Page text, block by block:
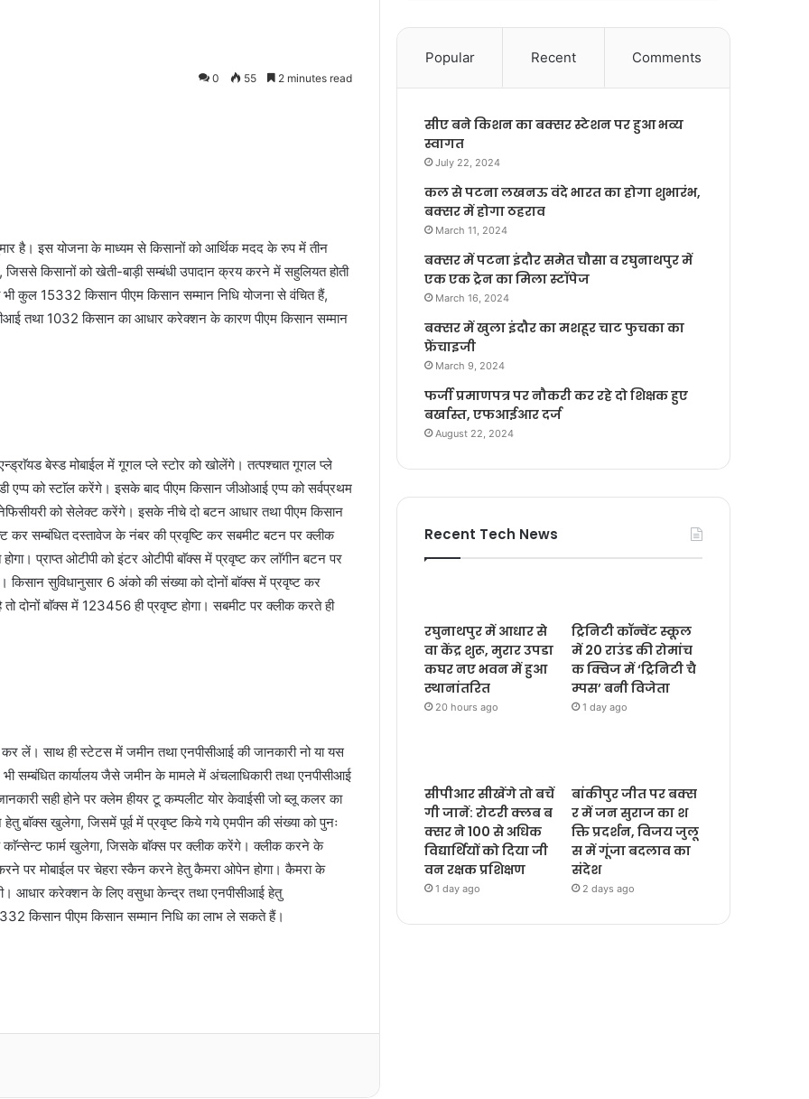
0 55 2 minutes read
है। इस योजना के माध्यम से किसानों को आर्थिक मदद के रुप में तीन
किसानों को खेती-बाड़ी सम्बंधी उपादान क्रय करने में सहुलियत होती
कुल 15332 किसान पीएम किसान सम्मान निधि योजना से वंचित हैं,
तथा 1032 किसान का आधार करेक्शन के कारण पीएम किसान सम्मान
बेस्ड मोबाईल में गूगल प्ले स्टोर को खोलेंगे। तत्पश्चात गूगल प्ले
को स्टाॅल करेंगे। इसके बाद पीएम किसान जीओआई एप्प को सर्वप्रथम
को सेलेक्ट करेंगे। इसके नीचे दो बटन आधार तथा पीएम किसान
कर सम्बंधित दस्तावेज के नंबर की प्रवृष्टि कर सबमीट बटन पर क्लीक
प्राप्त ओटीपी को इंटर ओटीपी बाॅक्स में प्रवृष्ट कर लाॅगीन बटन पर
सुविधानुसार 6 अंको की संख्या को दोनों बाॅक्स में प्रवृष्ट कर
बाॅक्स में 123456 ही प्रवृष्ट होगा। सबमीट पर क्लीक करते ही
कर लें। साथ ही स्टेटस में जमीन तथा एनपीसीआई की जानकारी नो या यस
सम्बंधित कार्यालय जैसे जमीन के मामले में अंचलाधिकारी तथा एनपीसीआई
सही होने पर क्लेम हीयर टू कम्पलीट योर केवाईसी जो ब्लू कलर का
बाॅक्स खुलेगा, जिसमें पूर्व में प्रवृष्ट किये गये एमपीन की संख्या को पुनः
फार्म खुलेगा, जिसके बाॅक्स पर क्लीक करेंगे। क्लीक करने के
पर मोबाईल पर चेहरा स्कैन करने हेतु कैमरा ओपेन होगा। कैमरा के
आधार करेक्शन के लिए वसुधा केन्द्र तथा एनपीसीआई हेतु
किसान पीएम किसान सम्मान निधि का लाभ ले सकते हैं।
Popular Recent Comments
सीए बने किशन का बक्सर स्टेशन पर हुआ भव्य
स्वागत
July 22, 2024
कल से पटना लखनऊ वंदे भारत का होगा शुभारंभ,
बक्सर में होगा ठहराव
March 11, 2024
बक्सर में पटना इंदौर समेत चौसा व रघुनाथपुर में
एक एक ट्रेन का मिला स्टॉपेज
March 16, 2024
बक्सर में खुला इंदौर का मशहूर चाट फुचका का
फ्रेंचाइजी
March 9, 2024
फर्जी प्रमाणपत्र पर नौकरी कर रहे दो शिक्षक हुए
बर्खास्त, एफआईआर दर्ज
August 22, 2024
Recent Tech News
रघुनाथपुर में आधार से
वा केंद्र शुरू, मुरार उपडा
कघर नए भवन में हुआ
स्थानांतरित
20 hours ago
ट्रिनिटी कॉन्वेंट स्कूल
में 20 राउंड की रोमांच
क क्विज में ‘ट्रिनिटी चै
म्पस’ बनी विजेता
1 day ago
सीपीआर सीखेंगे तो बचें
गी जानें: रोटरी क्लब ब
क्सर ने 100 से अधिक
विद्यार्थियों को दिया जी
वन रक्षक प्रशिक्षण
1 day ago
बांकीपुर जीत पर बक्स
र में जन सुराज का श
क्ति प्रदर्शन, विजय जुलू
स में गूंजा बदलाव का
संदेश
2 days ago